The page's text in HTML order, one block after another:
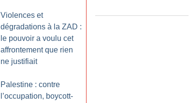
Violences et
dégradations à la ZAD :
le pouvoir a voulu cet
affrontement que rien
ne justifiait
Palestine : contre
l’occupation, boycott-